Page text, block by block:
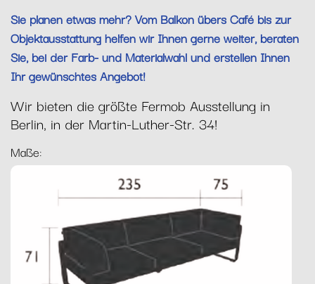
Sie planen etwas mehr? Vom Balkon übers Café bis zur
Objektausstattung helfen wir Ihnen gerne weiter, beraten
Sie, bei der Farb- und Materialwahl und erstellen Ihnen
Ihr gewünschtes Angebot!
Wir bieten die größte Fermob Ausstellung in
Berlin, in der Martin-Luther-Str. 34!
Maße: